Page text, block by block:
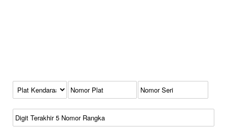
Kode Plat Kendaraan
No Plat
No Seri
No Rangka